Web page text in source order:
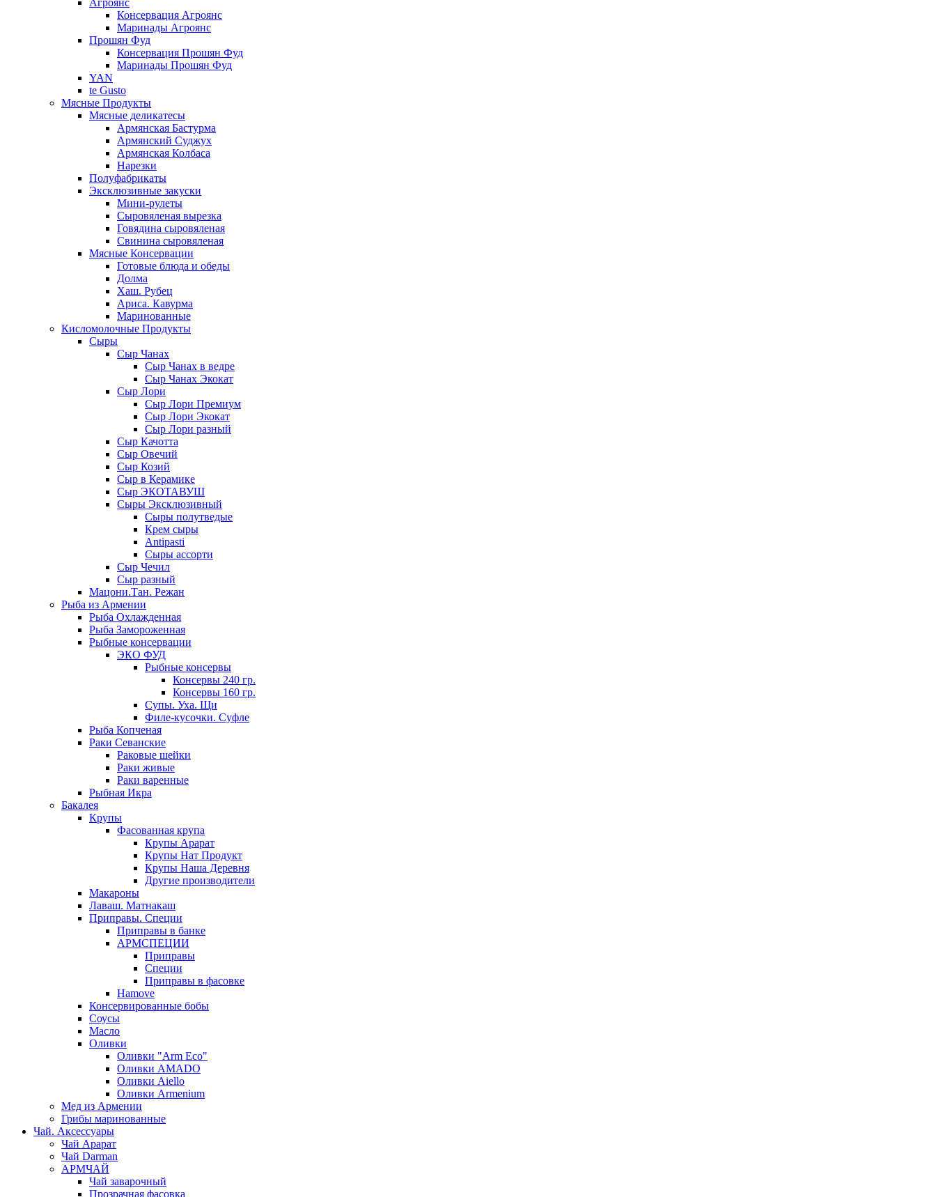
Агроянс
Консервация Агроянс
Маринады Агроянс
Прошян Фуд
Консервация Прошян Фуд
Маринады Прошян Фуд
YAN
te Gusto
Мясные Продукты
Мясные деликатесы
Армянская Бастурма
Армянский Суджух
Армянская Колбаса
Нарезки
Полуфабрикаты
Эксклюзивные закуски
Мини-рулеты
Сыровяленая вырезка
Говядина сыровяленая
Свинина сыровяленая
Мясные Консервации
Готовые блюда и обеды
Долма
Хаш. Рубец
Ариса. Кавурма
Маринованные
Кисломолочные Продукты
Сыры
Сыр Чанах
Сыр Чанах в ведре
Сыр Чанах Экокат
Сыр Лори
Сыр Лори Премиум
Сыр Лори Экокат
Сыр Лори разный
Сыр Качотта
Сыр Овечий
Сыр Козий
Сыр в Керамике
Сыр ЭКОТАВУШ
Сыры Эксклюзивный
Сыры полутведые
Крем сыры
Antipasti
Сыры ассорти
Сыр Чечил
Сыр разный
Мацони.Тан. Режан
Рыба из Армении
Рыба Охлажденная
Рыба Замороженная
Рыбные консервации
ЭКО ФУД
Рыбные консервы
Консервы 240 гр.
Консервы 160 гр.
Супы. Уха. Щи
Филе-кусочки. Суфле
Рыба Копченая
Раки Севанские
Раковые шейки
Раки живые
Раки варенные
Рыбная Икра
Бакалея
Крупы
Фасованная крупа
Крупы Арарат
Крупы Нат Продукт
Крупы Наша Деревня
Другие производители
Макароны
Лаваш. Матнакаш
Приправы. Специи
Приправы в банке
АРМСПЕЦИИ
Приправы
Специи
Приправы в фасовке
Hamove
Консервированные бобы
Соусы
Масло
Оливки
Оливки "Arm Eco"
Оливки AMADO
Оливки Aiello
Оливки Armenium
Мед из Армении
Грибы маринованные
Чай. Аксессуары
Чай Арарат
Чай Darman
АРМЧАЙ
Чай заварочный
Прозрачная фасовка